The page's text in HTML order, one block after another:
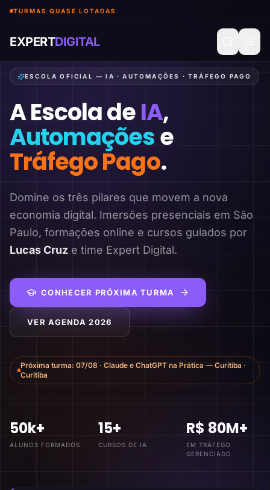
TURMAS QUASE LOTADAS
EXPERTDIGITAL
ESCOLA OFICIAL — IA · AUTOMAÇÕES · TRÁFEGO PAGO
A Escola deIA,
Automaçõese
Tráfego Pago.
Domine os três pilares que movem a nova
economia digital. Imersões presenciais em São
Paulo, formações online e cursos guiados por
Lucas Cruz e time Expert Digital.
CONHECER PRÓXIMA TURMA
VER AGENDA 2026
Próxima turma:07/08 ·Claude e ChatGPT na Prática — Curitiba ·
Curitiba
50k+
ALUNOS FORMADOS
15+
CURSOS DE IA
R$ 80M+
EM TRÁFEGO
GERENCIADO